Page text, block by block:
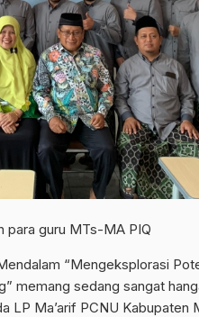
para guru MTs-MA PIQ
“Mengeksplorasi
memang sedang sangat
LP Ma’arif PCNU Kabupaten